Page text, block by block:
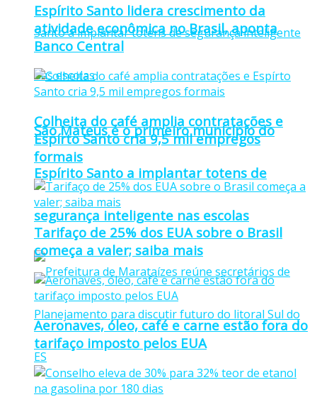
São Mateus é o primeiro município do
Espírito Santo a implantar totens de
segurança inteligente nas escolas
Espírito Santo lidera crescimento da
atividade econômica no Brasil, aponta
Banco Central
Colheita do café amplia contratações e
Espírto Santo cria 9,5 mil empregos
formais
Tarifaço de 25% dos EUA sobre o Brasil
começa a valer; saiba mais
Aeronaves, óleo, café e carne estão fora do
tarifaço imposto pelos EUA